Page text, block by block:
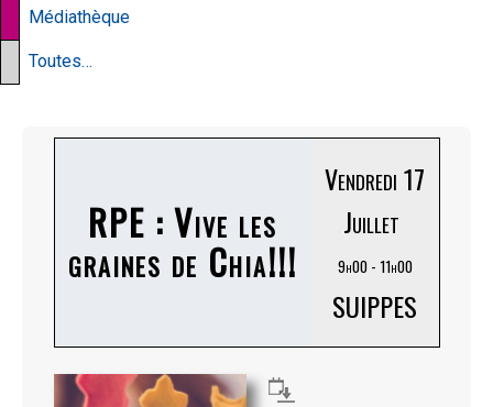
Médiathèque
Toutes…
RPE : Vive les
graines de Chia!!!
Vendredi 17
Juillet
9h00 - 11h00
SUIPPES